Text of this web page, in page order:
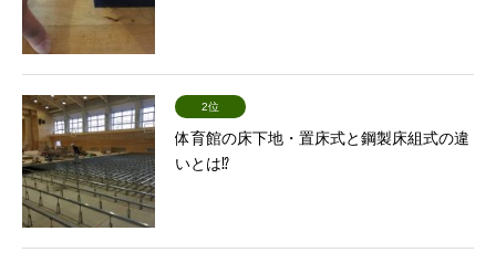
2位
体育館の床下地・置床式と鋼製床組式の違
いとは⁉